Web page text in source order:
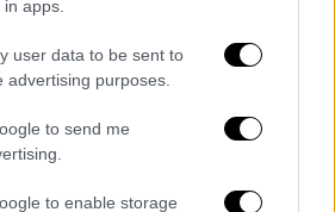
apps.
user data to be sent to
advertising purposes.
to send me
to enable storage